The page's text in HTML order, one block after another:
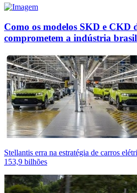
Como os modelos SKD e CKD
comprometem a indústria
Stellantis erra na estratégia de carros
153,9 bilhões